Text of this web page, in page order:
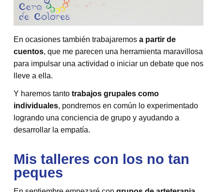
En ocasiones también trabajaremos a partir de
cuentos, que me parecen una herramienta maravillosa
para impulsar una actividad o iniciar un debate que nos
lleve a ella.
Y haremos tanto trabajos grupales como
individuales, pondremos en común lo experimentado
logrando una conciencia de grupo y ayudando a
desarrollar la empatía.
Mis talleres con los no tan
peques